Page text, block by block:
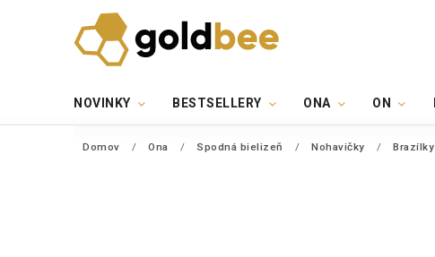
NOVINKY BESTSELLERY ONA ON
Domov / Ona / Spodná bielizeň / Nohavičky / Brazílky